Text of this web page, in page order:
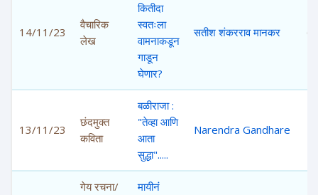
14/11/23
वैचारिक
लेख
कितीदा
स्वतःला
वामनाकडून
गाडून
घेणार?
सतीश शंकरराव मानकर
13/11/23
छंदमुक्त
कविता
बळीराजा :
"तेव्हा आणि
आता
सुद्धा".....
Narendra Gandhare
गेय रचना/
मायीनं